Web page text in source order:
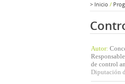
> Inicio /
Autor:
de control
Diputación